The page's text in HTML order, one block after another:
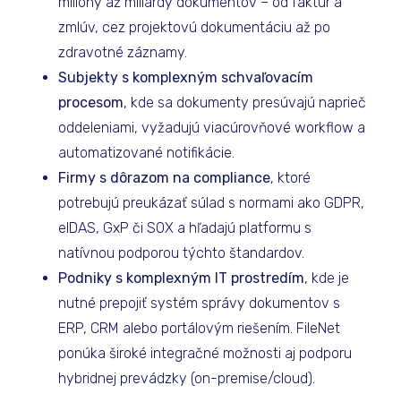
zmlúv, cez projektovú dokumentáciu až po
zdravotné záznamy.
Subjekty s komplexným schvaľovacím
procesom, kde sa dokumenty presúvajú naprieč
oddeleniami, vyžadujú viacúrovňové workflow a
automatizované notifikácie.
Firmy s dôrazom na compliance, ktoré
potrebujú preukázať súlad s normami ako GDPR,
eIDAS, GxP či SOX a hľadajú platformu s
natívnou podporou týchto štandardov.
Podniky s komplexným IT prostredím, kde je
nutné prepojiť systém správy dokumentov s
ERP, CRM alebo portálovým riešením. FileNet
ponúka široké integračné možnosti aj podporu
hybridnej prevádzky (on-premise/cloud).